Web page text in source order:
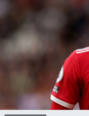
Bize ulaşın
İletişim/Künye
Yaşam
Gözden
İletişim